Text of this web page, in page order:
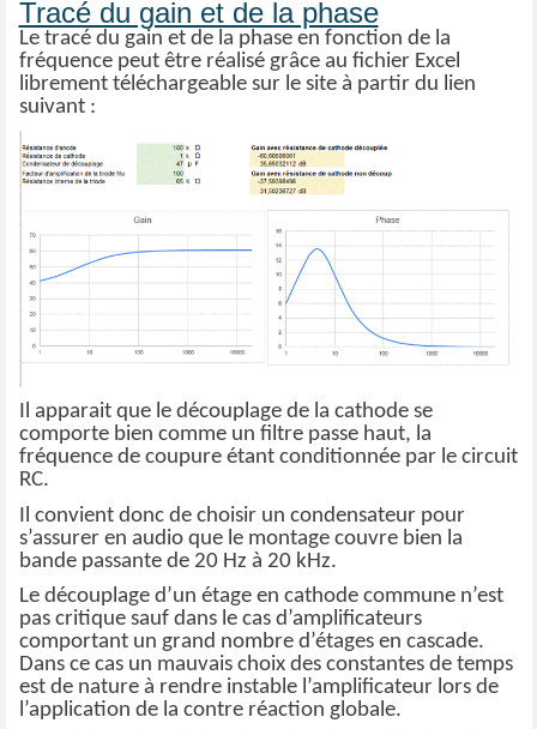
Tracé du gain et de la phase
Le tracé du gain et de la phase en fonction de la
fréquence peut être réalisé grâce au fichier Excel
librement téléchargeable sur le site à partir du lien
suivant :
Il apparait que le découplage de la cathode se
comporte bien comme un filtre passe haut, la
fréquence de coupure étant conditionnée par le circuit
RC.
Il convient donc de choisir un condensateur pour
s’assurer en audio que le montage couvre bien la
bande passante de 20 Hz à 20 kHz.
Le découplage d’un étage en cathode commune n’est
pas critique sauf dans le cas d’amplificateurs
comportant un grand nombre d’étages en cascade.
Dans ce cas un mauvais choix des constantes de temps
est de nature à rendre instable l’amplificateur lors de
l’application de la contre réaction globale.